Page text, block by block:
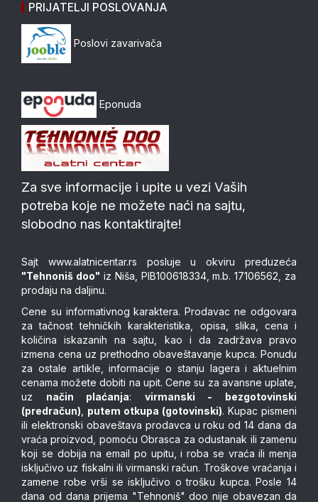
PRIJATELJI POSLOVANJA
Poslovi zavarivača
Eponuda
Za sve informacije i upite u vezi Vaših
potreba koje ne možete naći na sajtu,
slobodno nas kontaktirajte!
Sajt www.alatnicentar.rs posluje u okviru preduzeća
"Tehnoniš doo" iz Niša, PIB100618334, m.b. 17106562, za
prodaju na daljinu.
Cene su informativnog karaktera. Prodavac ne odgovara
za tačnost tehničkih karakteristika, opisa, slika, cena i
količina iskazanih na sajtu, kao i da zadržava pravo
izmena cena uz prethodno obaveštavanje kupca. Ponudu
za ostale artikle, informacije o stanju lagera i aktuelnim
cenama možete dobiti na upit. Cene su za avansne uplate,
uz način plaćanja: virmanski - bezgotovinski
(predračun)
putem otkupa (gotovinski). Kupac pismeni
ili elektronski obaveštava prodavca u roku od 14 dana da
vraća proizvod, pomoću Obrasca za odustanak ili zamenu
koji se dobija na email po upitu, i roba se vraća ili menja
isključivo uz fiskalni ili virmanski račun. Troškove vraćanja i
zamene robe vrši se isključivo o trošku kupca. Posle 14
dana od dana prijema "Tehnoniš" doo nije obavezan da